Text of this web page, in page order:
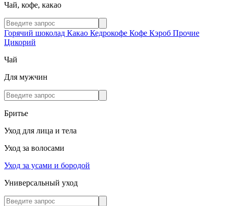
Чай, кофе, какао
Горячий шоколад Какао Кедрокофе Кофе Кэроб Прочие
Цикорий
Чай
Для мужчин
Бритье
Уход для лица и тела
Уход за волосами
Уход за усами и бородой
Универсальный уход